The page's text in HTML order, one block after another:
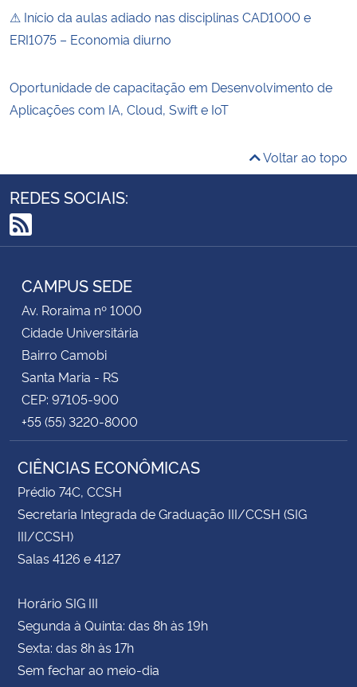
⚠ Início da aulas adiado nas disciplinas CAD1000 e
ERI1075 – Economia diurno
Oportunidade de capacitação em Desenvolvimento de
Aplicações com IA, Cloud, Swift e IoT
Voltar ao topo
REDES SOCIAIS:
RSS
CAMPUS SEDE
Av. Roraima nº 1000
Cidade Universitária
Bairro Camobi
Santa Maria - RS
CEP: 97105-900
+55 (55) 3220-8000
CIÊNCIAS ECONÔMICAS
Prédio 74C, CCSH
Secretaria Integrada de Graduação III/CCSH (SIG
III/CCSH)
Salas 4126 e 4127
Horário SIG III
Segunda à Quinta: das 8h às 19h
Sexta: das 8h às 17h
Sem fechar ao meio-dia